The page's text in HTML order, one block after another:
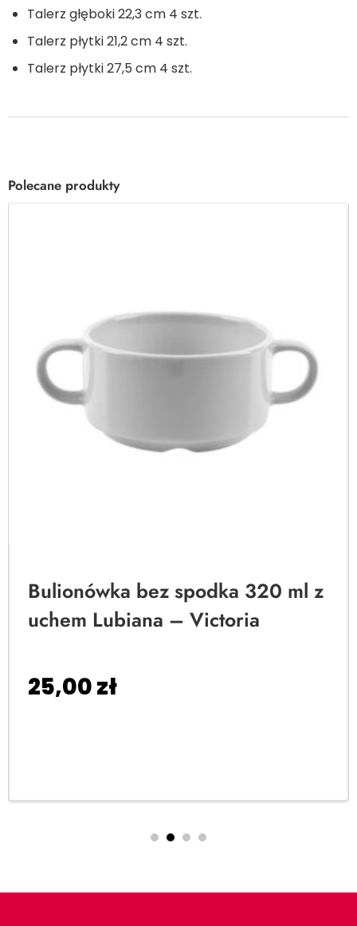
Talerz głęboki 22,3 cm 4 szt.
Talerz płytki 21,2 cm 4 szt.
Talerz płytki 27,5 cm 4 szt.
Polecane produkty
Bulionówka bez spodka 320 ml z
uchem Lubiana – Victoria
25,00zł